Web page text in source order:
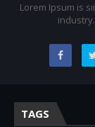
Lorem Ipsum is
TAGS